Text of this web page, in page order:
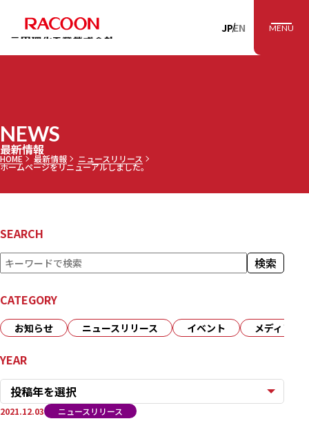
RACOON 三田理
JPEN MENU
NEWS
最新情報
HOME 最新情報 ニュースリリース
ホームページをリニューアルしました。
SEARCH
検
索 検索
CATEGORY
お知らせ ニュースリリース イベント メディア
YEAR
投稿年を選択
2021.12.03 ニュースリリース